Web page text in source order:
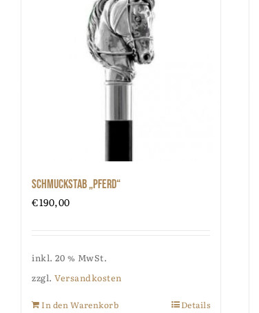
Schmuckstab „Pferd“
€190,00
inkl. 20 % MwSt.
zzgl. Versandkosten
In den Warenkorb Details